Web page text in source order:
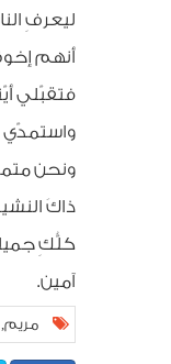
ليعرفِ
أنهم
فتقبّلي
واستمدّي
ونحن
ذاكَ
كلُّكِ
آمين.
مريم,